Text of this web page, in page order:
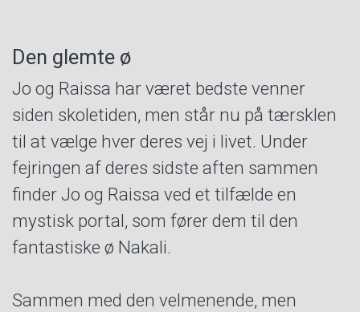
Den glemte ø
Jo og Raissa har været bedste venner
siden skoletiden, men står nu på tærsklen
til at vælge hver deres vej i livet. Under
fejringen af deres sidste aften sammen
finder Jo og Raissa ved et tilfælde en
mystisk portal, som fører dem til den
fantastiske ø Nakali.
Sammen med den velmenende, men